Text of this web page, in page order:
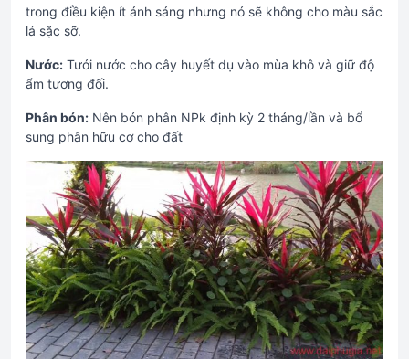
trong điều kiện ít ánh sáng nhưng nó sẽ không cho màu sắc
lá sặc sỡ.
Nước: Tưới nước cho cây huyết dụ vào mùa khô và giữ độ
ẩm tương đối.
Phân bón: Nên bón phân NPk định kỳ 2 tháng/lần và bổ
sung phân hữu cơ cho đất